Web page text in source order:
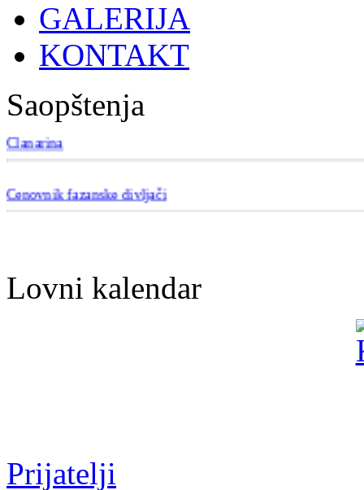
GALERIJA
KONTAKT
Saopštenja
Članarina
Cenovnik fazanske divljači
Lovni kalendar
Prijatelji